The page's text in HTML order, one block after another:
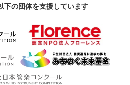
下の団体を支援しています